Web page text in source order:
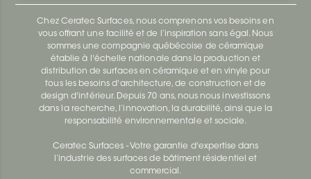
Chez Ceratec Surfaces, nous comprenons vos besoins en
vous offrant une facilité et de l’inspiration sans égal. Nous
sommes une compagnie québécoise de céramique
établie à l'échelle nationale dans la production et
distribution de surfaces en céramique et en vinyle pour
tous les besoins d'architecture, de construction et de
design d'intérieur. Depuis 70 ans, nous nous investissons
dans la recherche, l’innovation, la durabilité, ainsi que la
responsabilité environnementale et sociale.
Ceratec Surfaces - Votre garantie d'expertise dans
l’industrie des surfaces de bâtiment résidentiel et
commercial.